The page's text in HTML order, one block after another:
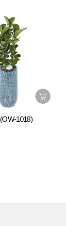
1018)